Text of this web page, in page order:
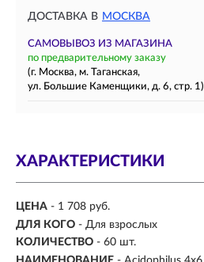
ДОСТАВКА В МОСКВА
САМОВЫВОЗ ИЗ МАГАЗИНА
по предварительному заказу
(г. Москва, м. Таганская,
ул. Большие Каменщики, д. 6, стр. 1)
ХАРАКТЕРИСТИКИ
ЦЕНА - 1 708 руб.
ДЛЯ КОГО - Для взрослых
КОЛИЧЕСТВО - 60 шт.